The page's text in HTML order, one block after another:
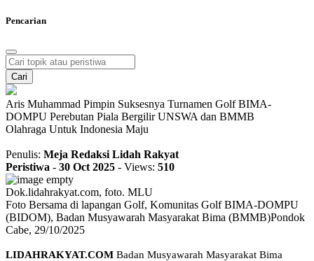
Pencarian
Cari
Aris Muhammad Pimpin Suksesnya Turnamen Golf BIMA-
DOMPU Perebutan Piala Bergilir UNSWA dan BMMB
Olahraga Untuk Indonesia Maju
Penulis: Meja Redaksi Lidah Rakyat
Peristiwa - 30 Oct 2025 - Views: 510
Dok.lidahrakyat.com, foto. MLU
Foto Bersama di lapangan Golf, Komunitas Golf BIMA-DOMPU
(BIDOM), Badan Musyawarah Masyarakat Bima (BMMB)Pondok
Cabe, 29/10/2025
LIDAHRAKYAT.COM Badan Musyawarah Masyarakat Bima